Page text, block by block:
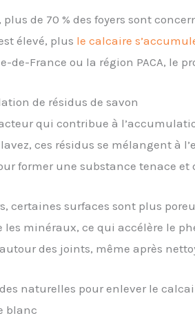
plus de 70 % des foyers sont
élevé, plus lecalcaire
de-France ou la région PACA,
de résidus de savon
qui contribue à
ces résidus se mélangent à
former une substance tenace et
certaines surfaces sont plus
les minéraux, ce qui accélère le
des joints, même après
naturelles pour enlever le
blanc